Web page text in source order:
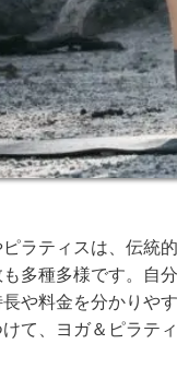
ピラティスは、伝統
も多種多様です。自
長や料金を分かりや
けて、ヨガ＆ピラテ